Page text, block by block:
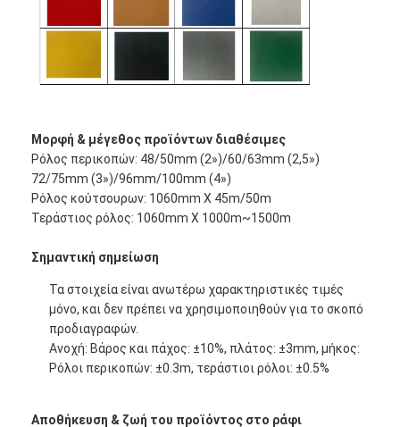
Σπίτι
Προϊόντα
Μορφή & μέγεθος προϊόντων διαθέσιμες
Ρόλος περικοπών: 48/50mm (2»)/60/63mm (2,5»)
72/75mm (3»)/96mm/100mm (4»)
Ρόλος κούτσουρων: 1060mm X 45m/50m
Τεράστιος ρόλος: 1060mm X 1000m~1500m
Σημαντική σημείωση
Τα στοιχεία είναι ανωτέρω χαρακτηριστικές τιμές
μόνο, και δεν πρέπει να χρησιμοποιηθούν για το σκοπό
προδιαγραφών.
Ανοχή: Βάρος και πάχος: ±10%, πλάτος: ±3mm, μήκος:
Ρόλοι περικοπών: ±0.3m, τεράστιοι ρόλοι: ±0.5%
Αποθήκευση & ζωή του προϊόντος στο ράφι